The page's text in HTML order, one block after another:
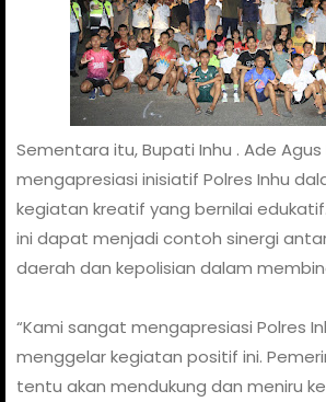
Sementara itu, Bupati Inhu . Ade
mengapresiasi inisiatif Polres Inhu
kegiatan kreatif yang bernilai
ini dapat menjadi contoh sinergi
daerah dan kepolisian dalam
“Kami sangat mengapresiasi Polres
menggelar kegiatan positif ini.
tentu akan mendukung dan meniru